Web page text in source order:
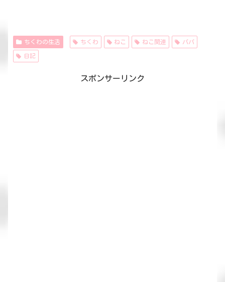
ちくわの生活 ちくわ ねこ ねこ関連 パパ
日記
スポンサーリンク